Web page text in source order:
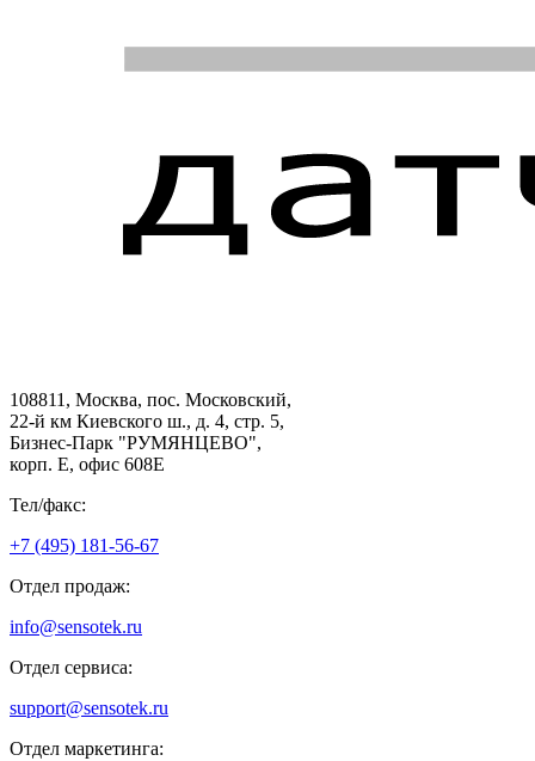
108811, Москва, пос. Московский,
22-й км Киевского ш., д. 4, стр. 5,
Бизнес-Парк "РУМЯНЦЕВО",
корп. Е, офис 608E
Тел/факс:
+7 (495) 181-56-67
Отдел продаж:
info@sensotek.ru
Отдел сервиса:
support@sensotek.ru
Отдел маркетинга: